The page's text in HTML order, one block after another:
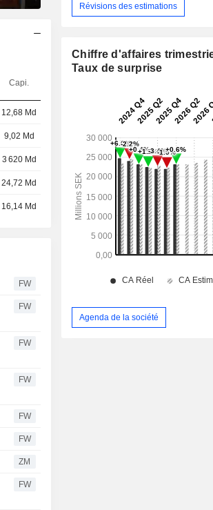
Capi.
12,68 Md
9,02 Md
3 620 Md
24,72 Md
16,14 Md
FW
FW
FW
FW
FW
FW
ZM
FW
Révisions des estimations
Chiffre d'affaires
Taux de surprise
Agenda de la société